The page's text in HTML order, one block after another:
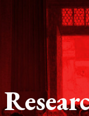
Skip to navigation